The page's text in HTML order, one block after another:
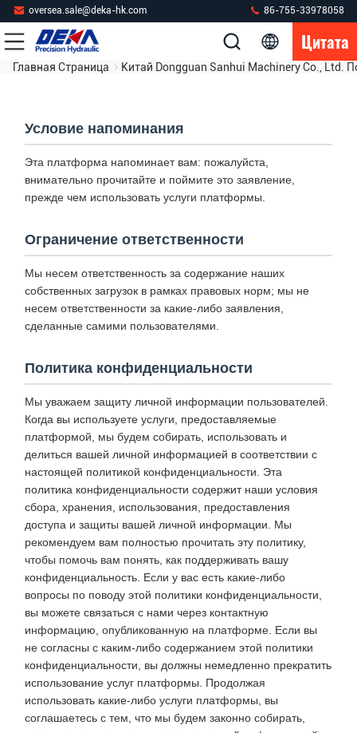
oversea.sale@deka-hk.com 86-755-33978058
Цитата
Главная Страница Китай Dongguan Sanhui Machinery Co., Ltd.
Условие напоминания
Эта платформа напоминает вам: пожалуйста,
внимательно прочитайте и поймите это заявление,
прежде чем использовать услуги платформы.
Ограничение ответственности
Мы несем ответственность за содержание наших
собственных загрузок в рамках правовых норм; мы не
несем ответственности за какие-либо заявления,
сделанные самими пользователями.
Политика конфиденциальности
Мы уважаем защиту личной информации пользователей.
Когда вы используете услуги, предоставляемые
платформой, мы будем собирать, использовать и
делиться вашей личной информацией в соответствии с
настоящей политикой конфиденциальности. Эта
политика конфиденциальности содержит наши условия
сбора, хранения, использования, предоставления
доступа и защиты вашей личной информации. Мы
рекомендуем вам полностью прочитать эту политику,
чтобы помочь вам понять, как поддерживать вашу
конфиденциальность. Если у вас есть какие-либо
вопросы по поводу этой политики конфиденциальности,
вы можете связаться с нами через контактную
информацию, опубликованную на платформе. Если вы
не согласны с каким-либо содержанием этой политики
конфиденциальности, вы должны немедленно прекратить
использование услуг платформы. Продолжая
использовать какие-либо услуги платформы, вы
соглашаетесь с тем, что мы будем законно собирать,